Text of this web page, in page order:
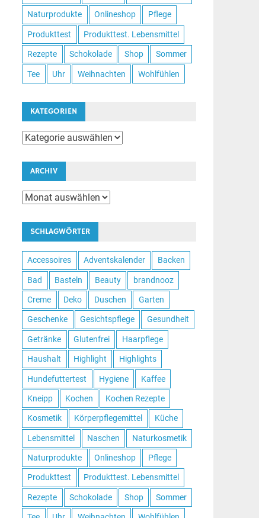
Naturprodukte Onlineshop Pflege
Produkttest Produkttest. Lebensmittel
Rezepte Schokolade Shop Sommer
Tee Uhr Weihnachten Wohlfühlen
KATEGORIEN
Kategorien
ARCHIV
Archiv
SCHLAGWÖRTER
Accessoires Adventskalender Backen
Bad Basteln Beauty brandnooz
Creme Deko Duschen Garten
Geschenke Gesichtspflege Gesundheit
Getränke Glutenfrei Haarpflege
Haushalt Highlight Highlights
Hundefuttertest Hygiene Kaffee
Kneipp Kochen Kochen Rezepte
Kosmetik Körperpflegemittel Küche
Lebensmittel Naschen Naturkosmetik
Naturprodukte Onlineshop Pflege
Produkttest Produkttest. Lebensmittel
Rezepte Schokolade Shop Sommer